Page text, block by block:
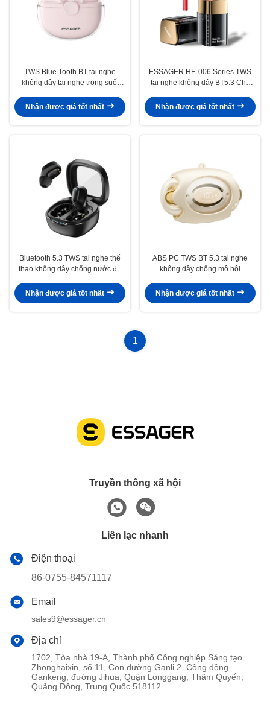
TWS Blue Tooth BT tai nghe
không dây tai nghe trong suốt
Nhận được giá tốt nhất
ESSAGER HE-006 Series TWS
tai nghe không dây BT5.3 Cho
Nhận được giá tốt nhất
Bluetooth 5.3 TWS tai nghe thể
thao không dây chống nước để
Nhận được giá tốt nhất
ABS PC TWS BT 5.3 tai nghe
không dây chống mồ hôi
Nhận được giá tốt nhất
1
Truyền thông xã hội
Liên lạc nhanh
Điện thoại
86-0755-84571117
Email
sales9@essager.cn
Địa chỉ
1702, Tòa nhà 19-A, Thành phố Công nghiệp Sáng tạo
Zhonghaixin, số 11, Con đường Ganli 2, Cộng đồng
Gankeng, đường Jihua, Quận Longgang, Thâm Quyến,
Quảng Đông, Trung Quốc 518112